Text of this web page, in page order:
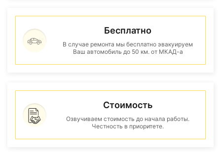
Бесплатно
В случае ремонта мы бесплатно эвакуируем
Ваш автомобиль до 50 км. от МКАД-а
Стоимость
Озвучиваем стоимость до начала работы.
Честность в приоритете.